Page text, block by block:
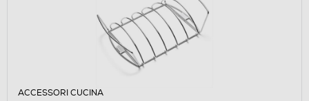
ACCESSORI CUCINA